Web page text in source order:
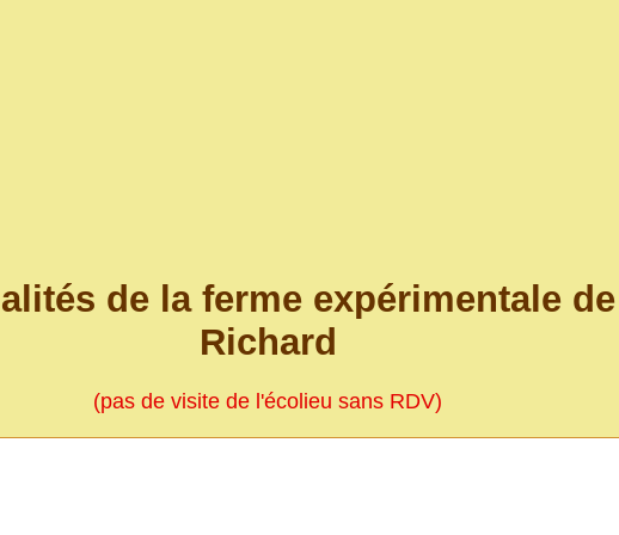
de la ferme expérimentale de
Richard
(pas de visite de l'écolieu sans RDV)